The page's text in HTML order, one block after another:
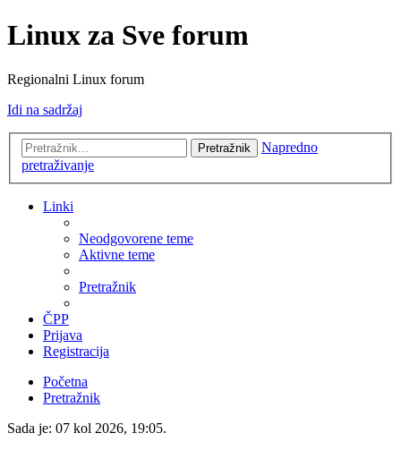
Linux za Sve forum
Regionalni Linux forum
Idi na sadržaj
Pretražnik
Napredno
pretraživanje
Linki
Neodgovorene teme
Aktivne teme
Pretražnik
ČPP
Prijava
Registracija
Početna
Pretražnik
Sada je: 07 kol 2026, 19:05.